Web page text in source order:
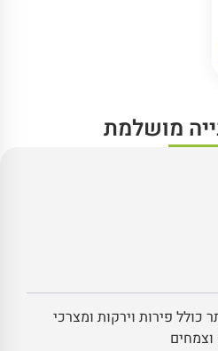
מושלמת
כולל פירות וירקות ומצרכי
וצמחים